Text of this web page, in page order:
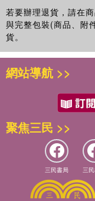
若要辦理退貨，請在
與完整包裝(商品、附
貨。
網站導航 >>
聚焦三民 >>
三民書局 三